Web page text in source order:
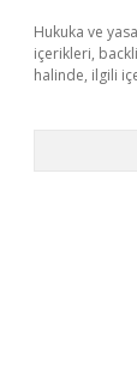
Hukuka ve
içerikleri,
halinde, ilgili